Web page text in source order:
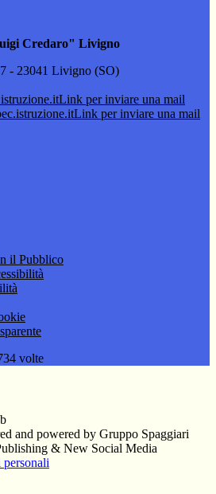
Credaro" Livigno
- 23041 Livigno (SO)
Link per inviare una mail
Link per inviare una mail
il Pubblico
volte
and powered by Gruppo Spaggiari
& New Social Media
personali